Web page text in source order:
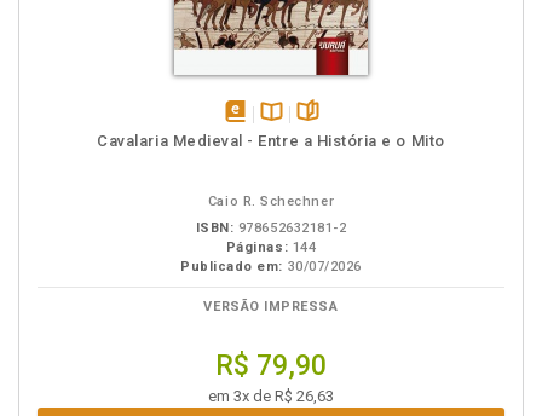
disponívelDisponível
páginas
Cavalaria Medieval - Entre a História e o Mito
Caio R. Schechner
ISBN: 978652632181-2
Páginas: 144
Publicado em: 30/07/2026
VERSÃO IMPRESSA
R$ 79,90
em 3x de R$ 26,63